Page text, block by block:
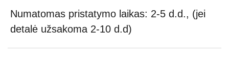
Numatomas pristatymo laikas: 2-5 d.d., (jei
detalė užsakoma 2-10 d.d)